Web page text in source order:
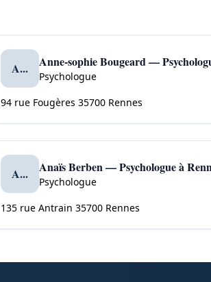
A...
Psychologue
94 rue Fougères 35700 Rennes
A... Anaïs Berben — Psychologue à
Psychologue
135 rue Antrain 35700 Rennes